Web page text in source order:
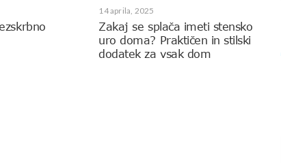
14 aprila, 2025
Zakaj se splača imeti stensko
uro doma? Praktičen in stilski
dodatek za vsak dom